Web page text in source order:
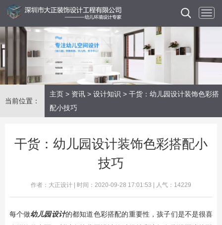
当前位置：
主页 > 资讯 > 设计知识 > 干货：幼儿园设计装饰色彩搭
配小技巧
干货：幼儿园设计装饰色彩搭配小
技巧
作者：大正设计 | 时间：2020-09-28 17:01:53 | 人气：14229
每个做幼儿园设计的都知道色彩搭配的重要性，孩子们是不是很喜